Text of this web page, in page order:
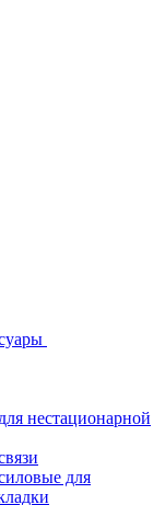
нестационарной
для